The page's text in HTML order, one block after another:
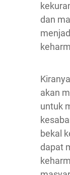
dan
akan
untuk
bekal
dapat